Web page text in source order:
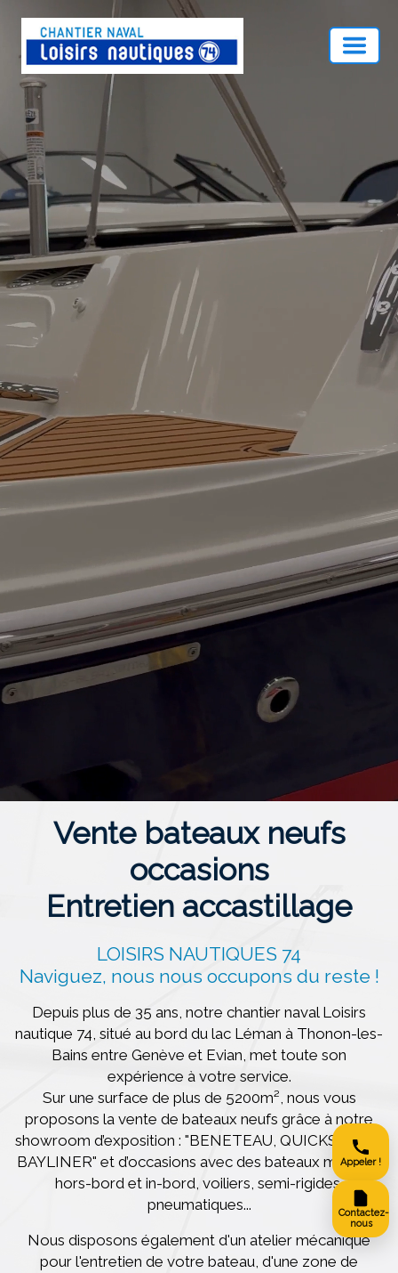
Vente bateaux neufs
occasions
Entretien accastillage
LOISIRS NAUTIQUES 74
Naviguez, nous nous occupons du reste !
Depuis plus de 35 ans, notre chantier naval Loisirs
nautique 74, situé au bord du lac Léman à Thonon-les-
Bains entre Genève et Evian, met toute son
expérience à votre service.
Sur une surface de plus de 5200m², nous vous
proposons la vente de bateaux neufs grâce à notre
showroom d’exposition : "BENETEAU, QUICKSILVER,
BAYLINER" et d’occasions avec des bateaux moteurs
hors-bord et in-bord, voiliers, semi-rigides,
pneumatiques...
Nous disposons également d'un atelier mécanique
pour l'entretien de votre bateau, d'une zone de
Appeler !
Contactez-
nous